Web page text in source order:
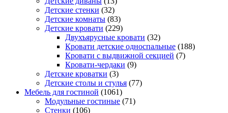
Детские стенки (32)
Детские комнаты (83)
Детские кровати (229)
Двухъярусные кровати (32)
Кровати детские односпальные (188)
Кровати с выдвижной секцией (7)
Кровати-чердаки (9)
Детские кроватки (3)
Детские столы и стулья (77)
Мебель для гостиной (1061)
Модульные гостиные (71)
Стенки (106)